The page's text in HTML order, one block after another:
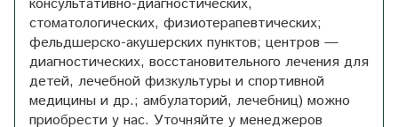
стоматологических, физиотерапевтических;
фельдшерско-акушерских пунктов; центров —
диагностических, восстановительного лечения для
детей, лечебной физкультуры и спортивной
медицины и др.; амбулаторий, лечебниц) можно
приобрести у нас. Уточняйте у менеджеров